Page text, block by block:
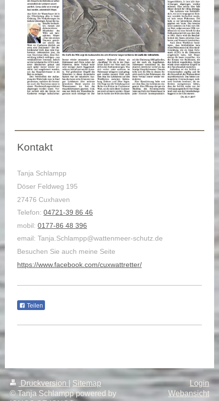
Kontakt
Tanja Schlampp
Döser Feldweg 195
27476 Cuxhaven
Telefon: 04721-39 86 46
mobil: 0177-86 48 396
email: Tanja.Schlampp@wattenmeer-schutz.de
Besuchen Sie auch meine Seite
https://www.facebook.com/cuxwattretter/
Teilen
Druckversion
Sitemap
© Tanja Schlampp powered by
Login
Webansicht